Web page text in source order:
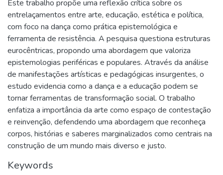
Este trabalho propõe uma reflexão crítica sobre os
entrelaçamentos entre arte, educação, estética e política,
com foco na dança como prática epistemológica e
ferramenta de resistência. A pesquisa questiona estruturas
eurocêntricas, propondo uma abordagem que valoriza
epistemologias periféricas e populares. Através da análise
de manifestações artísticas e pedagógicas insurgentes, o
estudo evidencia como a dança e a educação podem se
tornar ferramentas de transformação social. O trabalho
enfatiza a importância da arte como espaço de contestação
e reinvenção, defendendo uma abordagem que reconheça
corpos, histórias e saberes marginalizados como centrais na
construção de um mundo mais diverso e justo.
Keywords